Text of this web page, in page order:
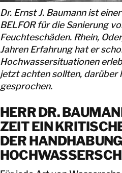
Dr. Ernst J. Baumann ist
BELFOR für die Sanierung
Feuchteschäden. Rhein,
Jahren Erfahrung hat er
Hochwassersituationen
jetzt achten sollten, darüber
gesprochen.
HERR DR.
ZEIT EIN
DER